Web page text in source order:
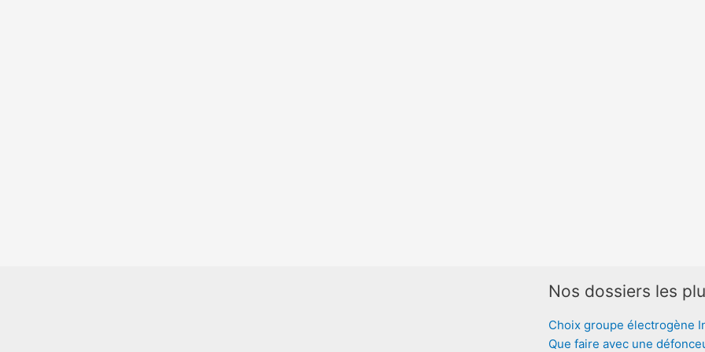
Nos dossiers les
Choix groupe électrogène
Que faire avec une